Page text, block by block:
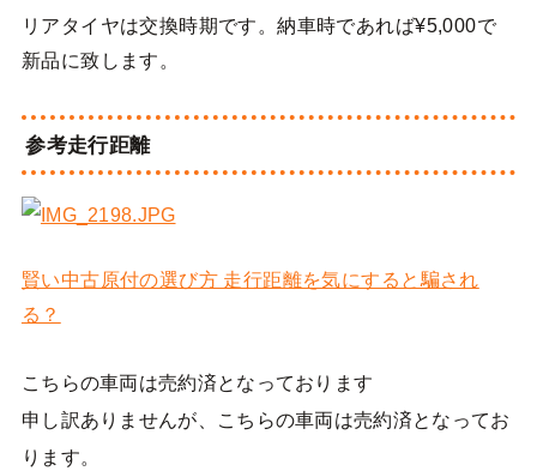
リアタイヤは交換時期です。納車時であれば¥5,000で
新品に致します。
参考走行距離
賢い中古原付の選び方 走行距離を気にすると騙され
る？
こちらの車両は売約済となっております
申し訳ありませんが、こちらの車両は売約済となってお
ります。